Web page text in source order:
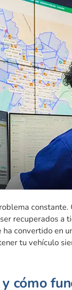
recuperados a
ha convertido en
tu vehículo
cómo